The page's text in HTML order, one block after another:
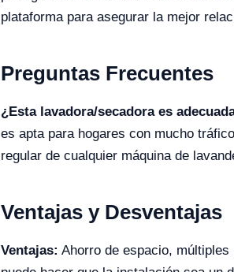
plataforma para asegurar la mejor
Preguntas Frecuentes
¿Esta lavadora/secadora es
es apta para hogares con mucho
regular de cualquier máquina de
Ventajas y Desventajas
Ventajas: Ahorro de espacio,